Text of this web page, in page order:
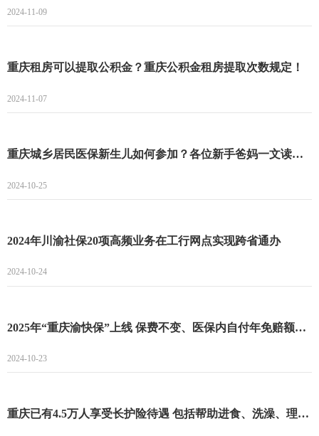
2024-11-09
重庆租房可以提取公积金？重庆公积金租房提取次数规定！
2024-11-07
重庆城乡居民医保新生儿如何参加？各位新手爸妈一文读懂！
2024-10-25
2024年川渝社保20项高频业务在工行网点实现跨省通办
2024-10-24
2025年“重庆渝快保”上线 保费不变、医保内自付年免赔额降至1万元
2024-10-23
重庆已有4.5万人享受长护险待遇 包括帮助进食、洗澡、理发等护理服务